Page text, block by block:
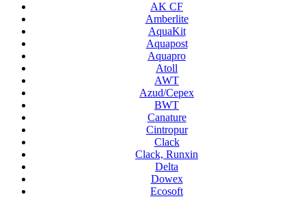
AK CF
Amberlite
AquaKit
Aquapost
Aquapro
Atoll
AWT
Azud/Cepex
BWT
Canature
Cintropur
Clack
Clack, Runxin
Delta
Dowex
Ecosoft